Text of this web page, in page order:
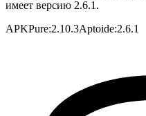
имеет версию 2.6.1.
APKPure:2.10.3Aptoide:2.6.1